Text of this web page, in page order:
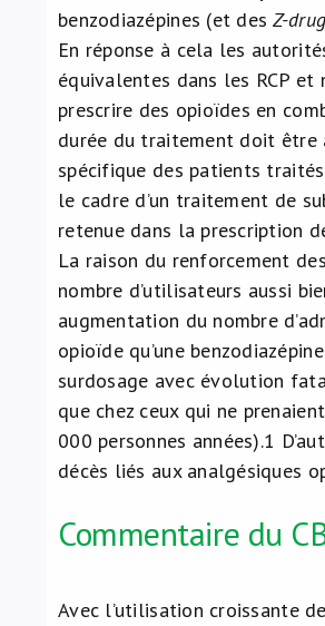
benzodiazépines (et desZ-
En réponse à cela les
équivalentes dans les RCP et
prescrire des opioïdes en
durée du traitement doit être
spécifique des patients
le cadre d’un traitement de
retenue dans la prescription
La raison du renforcement
nombre d’utilisateurs aussi
augmentation du nombre
opioïde qu’une
surdosage avec évolution
que chez ceux qui ne
000 personnes années).1
décès liés aux analgésiques
Commentaire du
Avec l’utilisation croissante